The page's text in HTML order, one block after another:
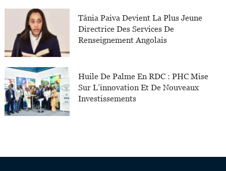
Tânia Paiva Devient La Plus Jeune
Directrice Des Services De
Renseignement Angolais
Huile De Palme En RDC : PHC Mise
Sur L’innovation Et De Nouveaux
Investissements